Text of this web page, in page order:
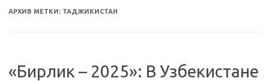
АРХИВ МЕТКИ: ТАДЖИКИСТАН
«Бирлик – 2025»: В Узбекистане